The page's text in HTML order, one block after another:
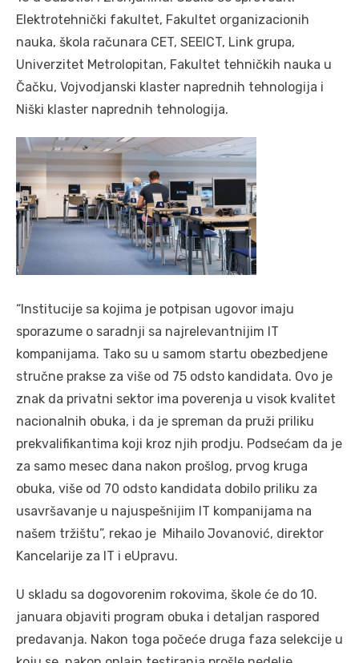
Elektrotehnički fakultet, Fakultet organizacionih
nauka, škola računara CET, SEEICT, Link grupa,
Univerzitet Metrolopitan, Fakultet tehničkih nauka u
Čačku, Vojvodjanski klaster naprednih tehnologija i
Niški klaster naprednih tehnologija.
“Institucije sa kojima je potpisan ugovor imaju
sporazume o saradnji sa najrelevantnijim IT
kompanijama. Tako su u samom startu obezbedjene
stručne prakse za više od 75 odsto kandidata. Ovo je
znak da privatni sektor ima poverenja u visok kvalitet
nacionalnih obuka, i da je spreman da pruži priliku
prekvalifikantima koji kroz njih prodju. Podsećam da je
za samo mesec dana nakon prošlog, prvog kruga
obuka, više od 70 odsto kandidata dobilo priliku za
usavršavanje u najuspešnijim IT kompanijama na
našem tržištu”, rekao je Mihailo Jovanović, direktor
Kancelarije za IT i eUpravu.
U skladu sa dogovorenim rokovima, škole će do 10.
januara objaviti program obuka i detaljan raspored
predavanja. Nakon toga počeće druga faza selekcije u